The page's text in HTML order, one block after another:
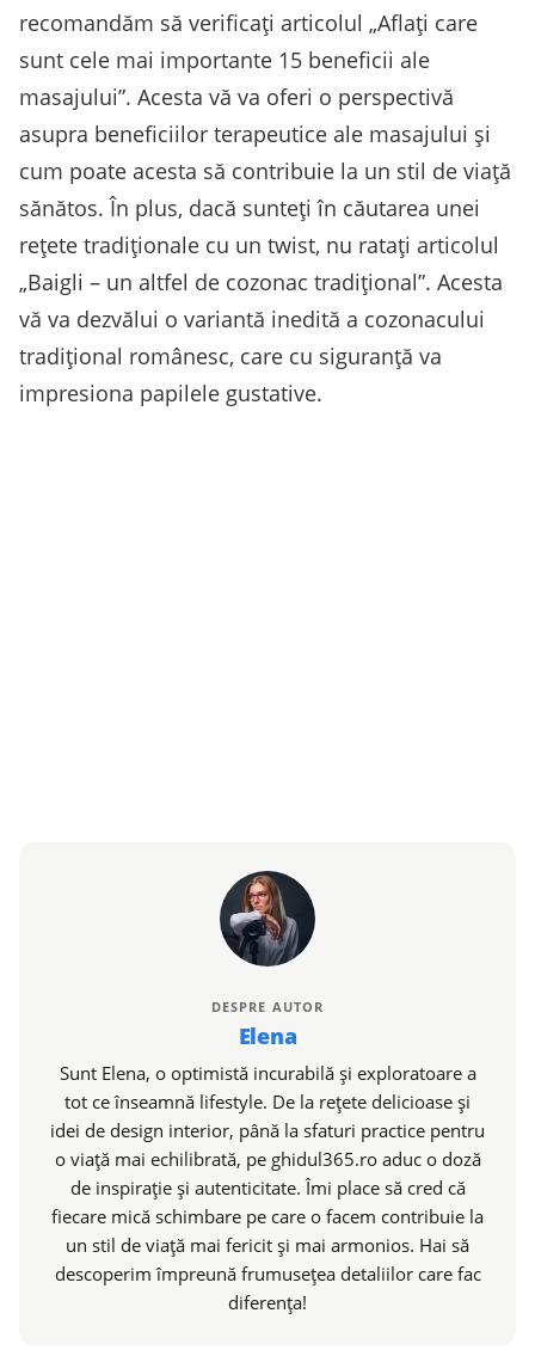
recomandăm să verificați articolul „Aflați care
sunt cele mai importante 15 beneficii ale
masajului”. Acesta vă va oferi o perspectivă
asupra beneficiilor terapeutice ale masajului și
cum poate acesta să contribuie la un stil de viață
sănătos. În plus, dacă sunteți în căutarea unei
rețete tradiționale cu un twist, nu ratați articolul
„Baigli – un altfel de cozonac tradițional”. Acesta
vă va dezvălui o variantă inedită a cozonacului
tradițional românesc, care cu siguranță va
impresiona papilele gustative.
DESPRE AUTOR
Elena
Sunt Elena, o optimistă incurabilă și exploratoare a
tot ce înseamnă lifestyle. De la rețete delicioase și
idei de design interior, până la sfaturi practice pentru
o viață mai echilibrată, pe ghidul365.ro aduc o doză
de inspirație și autenticitate. Îmi place să cred că
fiecare mică schimbare pe care o facem contribuie la
un stil de viață mai fericit și mai armonios. Hai să
descoperim împreună frumusețea detaliilor care fac
diferența!